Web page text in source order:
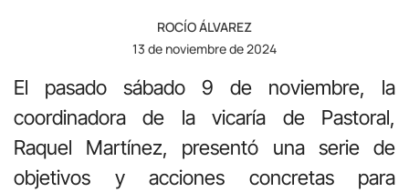
ROCÍO ÁLVAREZ
13 de noviembre de 2024
El pasado sábado 9 de noviembre, la
coordinadora de la vicaría de Pastoral,
Raquel Martínez, presentó una serie de
objetivos y acciones concretas para